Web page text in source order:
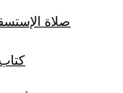
صلاة